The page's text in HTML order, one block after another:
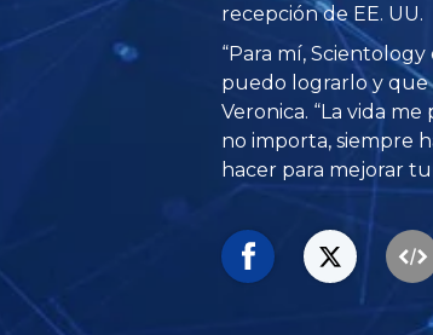
recepción de EE. UU.
“Para mí,
puedo lograrlo y que
Veronica. “La vida
no importa, siempre
hacer para mejorar tu